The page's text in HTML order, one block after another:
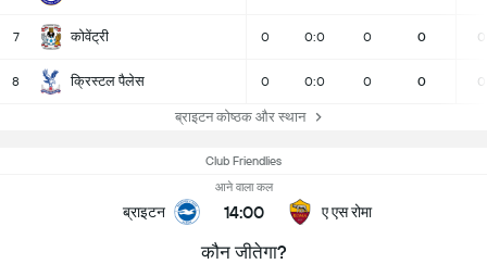
7 कोवेंट्री 0 0:0 0 0 0
8 क्रिस्टल पैलेस 0 0:0 0 0 0
ब्राइटन कोष्ठक और स्थान
Club Friendlies
ब्राइटन
आने वाला कल
14:00 ए एस रोमा
कौन जीतेगा?